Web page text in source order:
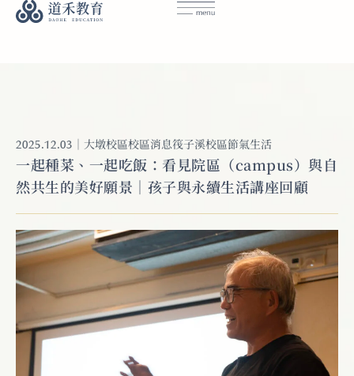
2025.12.03 ｜ 大墩校區校區消息筏子溪校區節氣生活
一起種菜、一起吃飯：看見院區（campus）與自
然共生的美好願景｜孩子與永續生活講座回顧